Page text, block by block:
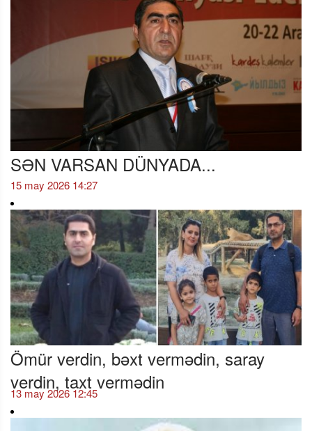
SƏN VARSAN DÜNYADA...
15 may 2026 14:27
Ömür verdin, bəxt vermədin, saray
verdin, taxt vermədin
13 may 2026 12:45